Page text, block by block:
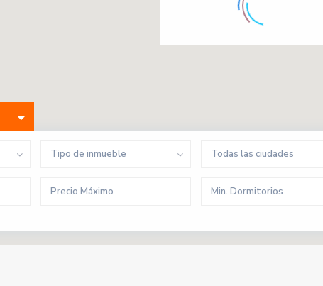
Tipo de inmueble Todas las ciudades
Min. Dormitorios